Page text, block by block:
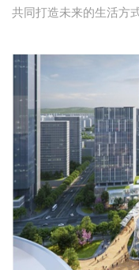
共同打造未来的生活方